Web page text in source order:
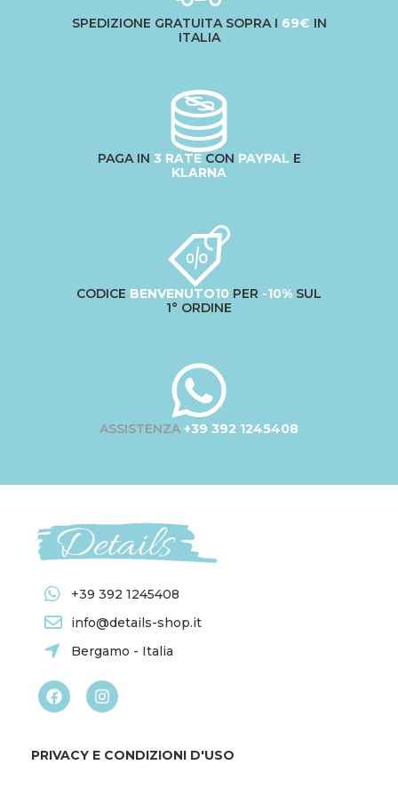
SPEDIZIONE GRATUITA SOPRA I 69€ IN
ITALIA
PAGA IN 3 RATECON PAYPAL E
KLARNA
CODICE BENVENUTO10 PER -10% SUL
1° ORDINE
ASSISTENZA +39 392 1245408
+39 392 1245408
info@details-shop.it
Bergamo - Italia
PRIVACY E CONDIZIONI D'USO